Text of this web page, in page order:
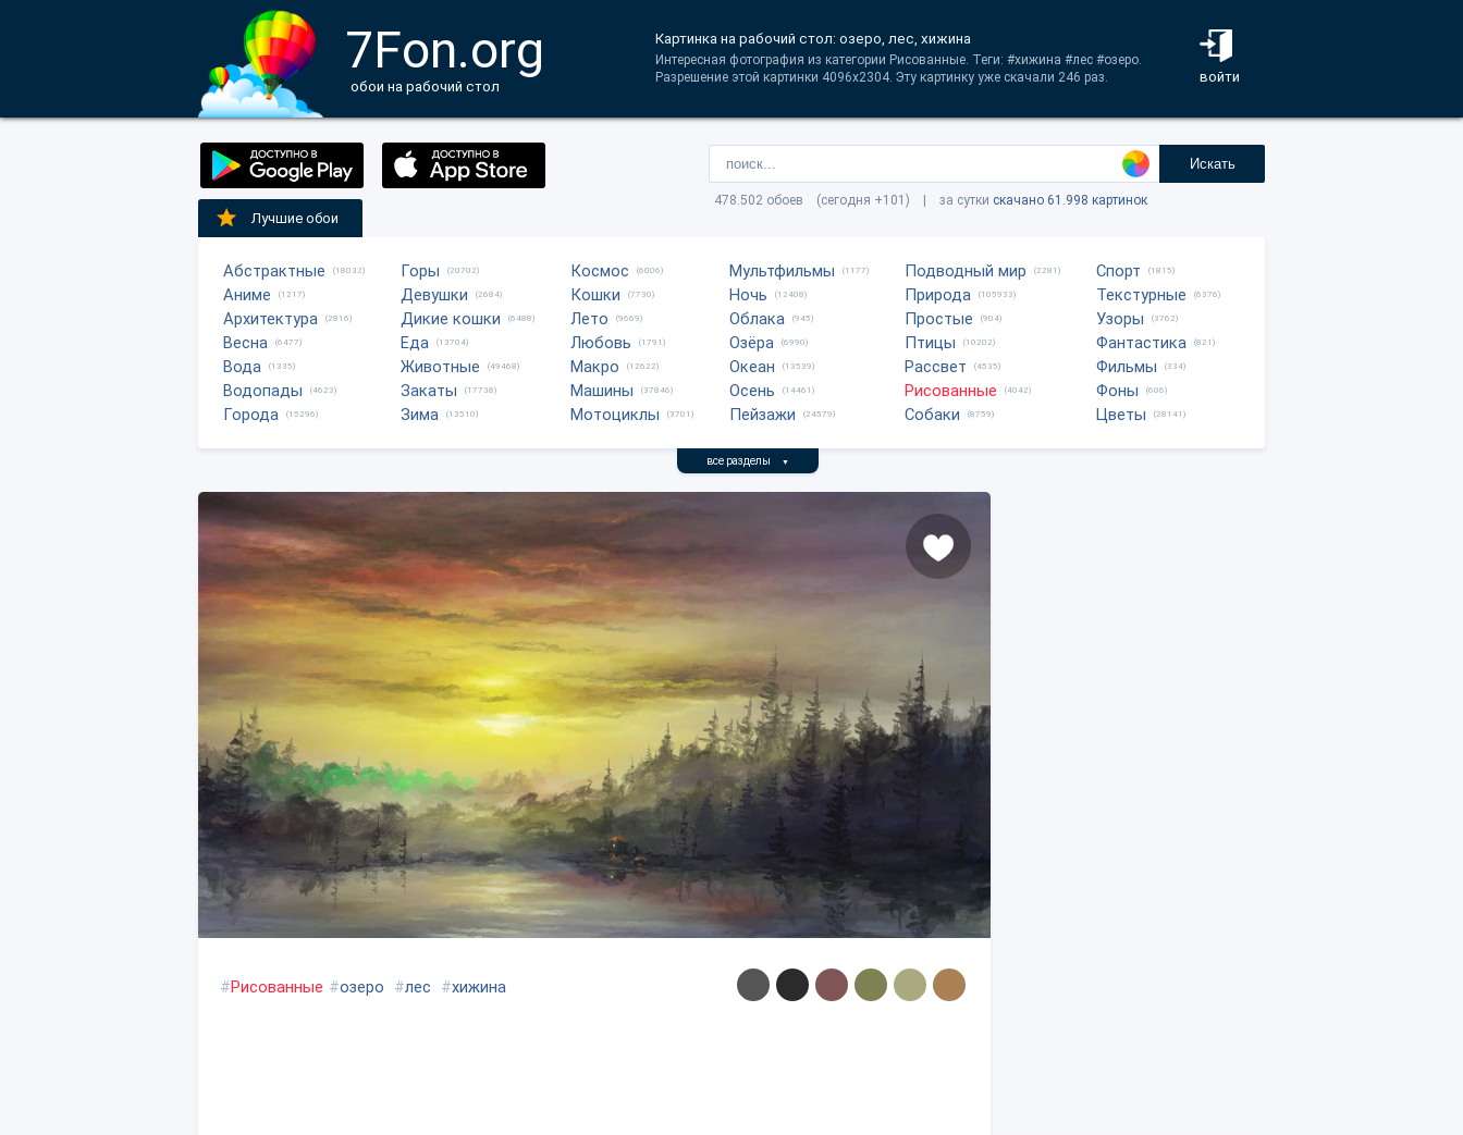
7Fon.org
обои на рабочий стол
войти
Картинка на рабочий стол: озеро, лес, хижина
Интересная фотография из категории Рисованные. Теги: #хижина #лес #озеро.
Разрешение этой картинки 4096x2304. Эту картинку уже скачали 246 раз.
Искать
478.502 обоев (сегодня +101) | за сутки скачано 61.998 картинок
Лучшие обои
Абстрактные (18032)
Аниме (1217)
Архитектура (2816)
Весна (6477)
Вода (1335)
Водопады (4623)
Города (15296)
Горы (20702)
Девушки (2684)
Дикие кошки (6488)
Еда (13704)
Животные (49468)
Закаты (17738)
Зима (13510)
Космос (6006)
Кошки (7730)
Лето (9669)
Любовь (1791)
Макро (12622)
Машины (37846)
Мотоциклы (3701)
Мультфильмы (1177)
Ночь (12408)
Облака (945)
Озёра (6990)
Океан (13539)
Осень (14461)
Пейзажи (24579)
Подводный мир (2281)
Природа (105933)
Простые (904)
Птицы (10202)
Рассвет (4535)
Рисованные (4042)
Собаки (8759)
Спорт (1815)
Текстурные (6376)
Узоры (3762)
Фантастика (821)
Фильмы (334)
Фоны (606)
Цветы (28141)
все разделы ▼
#Рисованные #озеро #лес #хижина